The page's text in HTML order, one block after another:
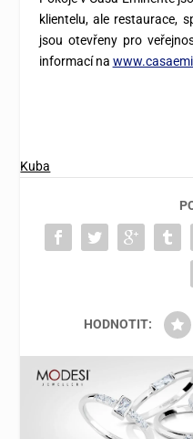
klientelu, ale restaurace,
jsou otevřeny pro
informací na
Kuba
HODNOTIT: